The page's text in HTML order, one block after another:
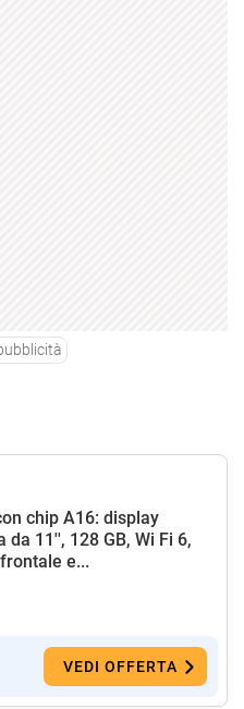
chip A16: display
da 11'', 128 GB, Wi Fi 6,
e...
VEDI OFFERTA